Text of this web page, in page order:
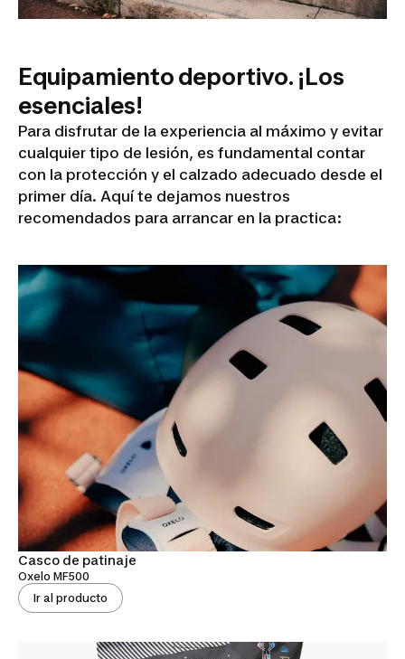
Equipamiento deportivo. ¡Los
esenciales!
Para disfrutar de la experiencia al máximo y evitar
cualquier tipo de lesión, es fundamental contar
con la protección y el calzado adecuado desde el
primer día. Aquí te dejamos nuestros
recomendados para arrancar en la practica:
Casco de patinaje
Oxelo MF500
Ir al producto